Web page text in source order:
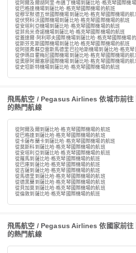
從阿爾及爾胡阿里·布邁丁機場到薩比哈·格克琴國際機
從巴格達機場到薩比哈·格克琴國際機場的航班
從穆罕默德五世國際機場到薩比哈·格克琴國際機場的航
從伏努科沃國際機場到薩比哈·格克琴國際機場的航班
從安塔利亞機場到薩比哈·格克琴國際機場的航班
從菲烏米奇諾機場到薩比哈·格克琴國際機場的航班
從蓋達爾·阿利耶夫國際機場到薩比哈·格克琴國際機場
從斯芬克斯國際機場到薩比哈·格克琴國際機場的航班
從阿道弗蘇亞雷斯馬德里巴拉哈斯機場到薩比哈·格克
從伊瑪目霍梅尼國際機場到薩比哈·格克琴國際機場的航
從奧廖阿爾塞廖國際機場到薩比哈·格克琴國際機場的航
從史坦斯特機場到薩比哈·格克琴國際機場的航班
飛馬航空 / Pegasus Airlines 依城市前往
的熱門航線
從阿爾及爾到薩比哈·格克琴國際機場的航班
從巴格達到薩比哈·格克琴國際機場的航班
從卡薩布蘭卡到薩比哈·格克琴國際機場的航班
從莫斯科到薩比哈·格克琴國際機場的航班
從安塔利亞到薩比哈·格克琴國際機場的航班
從羅馬到薩比哈·格克琴國際機場的航班
從巴庫到薩比哈·格克琴國際機場的航班
從吉薩到薩比哈·格克琴國際機場的航班
從馬德里到薩比哈·格克琴國際機場的航班
從德黑蘭到薩比哈·格克琴國際機場的航班
從貝加莫到薩比哈·格克琴國際機場的航班
從倫敦到薩比哈·格克琴國際機場的航班
飛馬航空 / Pegasus Airlines 依國家前往
的熱門航線